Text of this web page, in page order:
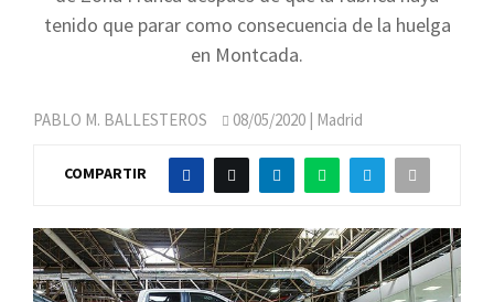
tenido que parar como consecuencia de la huelga
en Montcada.
PABLO M. BALLESTEROS 08/05/2020 | Madrid
COMPARTIR